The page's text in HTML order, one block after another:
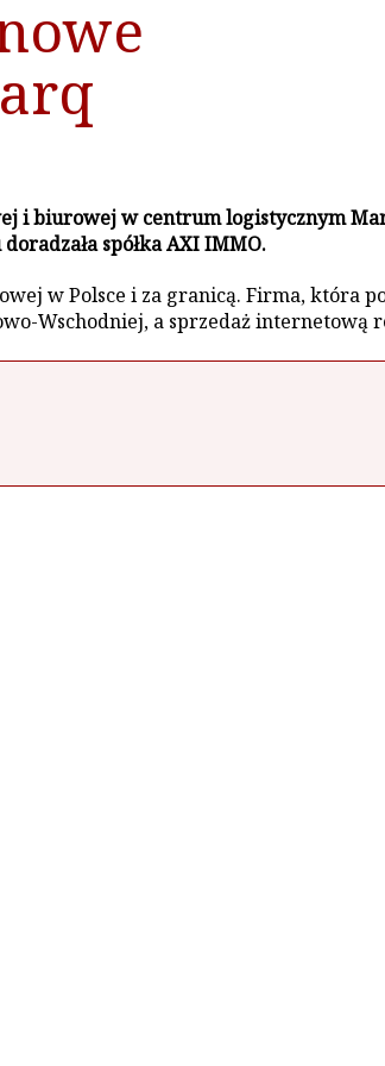
i biurowej w centrum logistycznym
spółka AXI IMMO.
w Polsce i za granicą. Firma, która
Wschodniej, a sprzedaż internetową